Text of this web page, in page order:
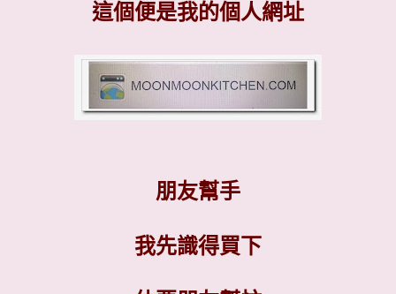
這個便是我的個人網址
朋友幫手
我先識得買下